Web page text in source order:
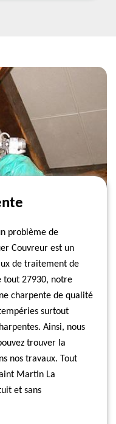
problème de
Couvreur est un
de traitement de
tout 27930, notre
charpente de qualité
surtout
Ainsi, nous
trouver la
nos travaux. Tout
Martin La
et sans